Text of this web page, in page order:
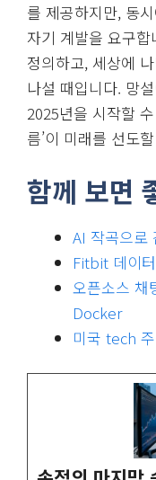
를 제공하지만, 동
자기 계발을 요구
정의하고, 세상에
나설 때입니다. 망
2025년을 시작할 수
름’이 미래를 선도
함께 보면
AI 작곡으로
Fitbit 데이
오픈소스
Docker
미국 tech